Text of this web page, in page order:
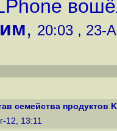
, 20:03 , 23-
семейства продуктов
12, 13:11